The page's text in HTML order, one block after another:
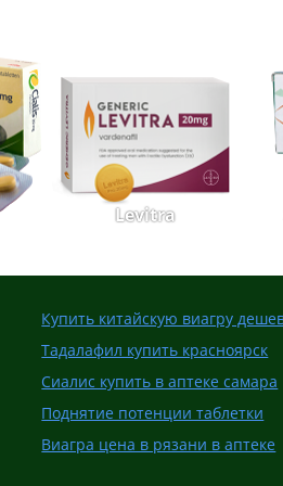
Levitra
Купить китайскую виагру
Тадалафил купить красноярск
Сиалис купить в аптеке самара
Поднятие потенции таблетки
Виагра цена в рязани в аптеке